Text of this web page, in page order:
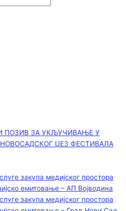
ПОЗИВ ЗА УКЉУЧИВАЊЕ У
ЏЕЗ ФЕСТИВАЛА
закупа медијског простора
емитовање – АП Војводинa
закупа медијског простора